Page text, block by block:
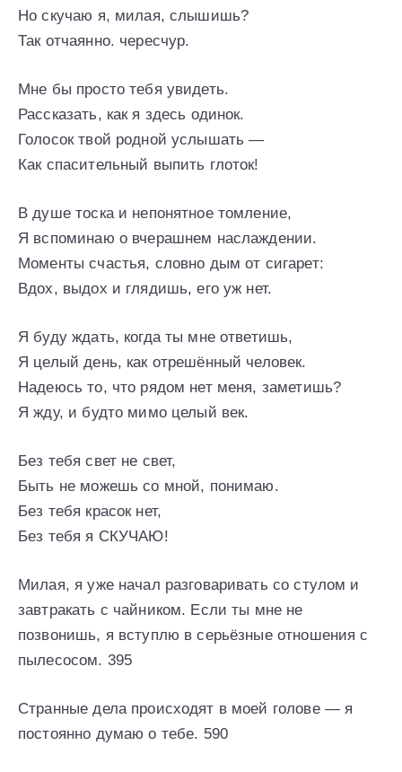
Но скучаю я, милая, слышишь?
Так отчаянно. чересчур.
Мне бы просто тебя увидеть.
Рассказать, как я здесь одинок.
Голосок твой родной услышать —
Как спасительный выпить глоток!
В душе тоска и непонятное томление,
Я вспоминаю о вчерашнем наслаждении.
Моменты счастья, словно дым от сигарет:
Вдох, выдох и глядишь, его уж нет.
Я буду ждать, когда ты мне ответишь,
Я целый день, как отрешённый человек.
Надеюсь то, что рядом нет меня, заметишь?
Я жду, и будто мимо целый век.
Без тебя свет не свет,
Быть не можешь со мной, понимаю.
Без тебя красок нет,
Без тебя я СКУЧАЮ!
Милая, я уже начал разговаривать со стулом и
завтракать с чайником. Если ты мне не
позвонишь, я вступлю в серьёзные отношения с
пылесосом. 395
Странные дела происходят в моей голове — я
постоянно думаю о тебе. 590